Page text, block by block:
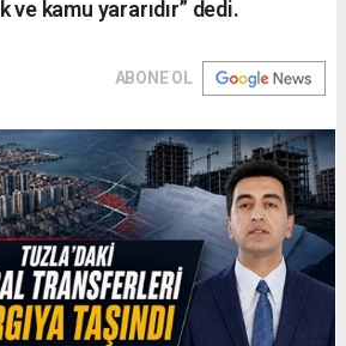
ve kamu yararıdır” dedi.
ABONE OL